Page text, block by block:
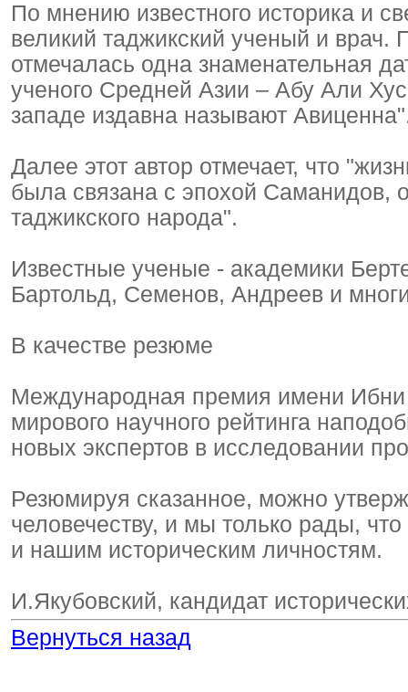
По мнению известного историка и
великий таджикский ученый и врач.
отмечалась одна знаменательная
ученого Средней Азии – Абу Али
западе издавна называют
Далее этот автор отмечает, что
была связана с эпохой Саманидов,
таджикского народа".
Известные ученые - академики
Бартольд, Семенов, Андреев и
В качестве резюме
Международная премия имени
мирового научного рейтинга
новых экспертов в исследовании
Резюмируя сказанное, можно
человечеству, и мы только рады,
и нашим историческим личностям.
И.Якубовский, кандидат
Вернуться назад